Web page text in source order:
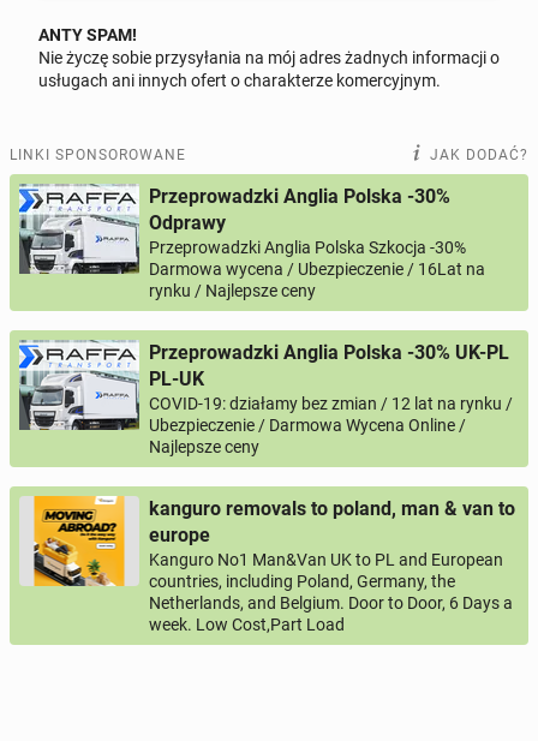
Odpowiedz na ofertę tego ogłoszenia
0 / 1000
Imię i nazwisko
Twój email
Twój telefon
Numer telefon wg wzoru NR KIERUNKOWY KRAJU
+44 7123456789 lub +48 221234567
Pytanie aktywujące
ANTY SPAM!
Nie życzę sobie przysyłania na mój adres żadnych informacji o
usługach ani innych ofert o charakterze komercyjnym.
LINKI SPONSOROWANE JAK DODAĆ?
Przeprowadzki Anglia Polska -30%
Odprawy
Przeprowadzki Anglia Polska Szkocja -30%
Darmowa wycena / Ubezpieczenie / 16Lat na
rynku / Najlepsze ceny
Przeprowadzki Anglia Polska -30% UK-PL
PL-UK
COVID-19: działamy bez zmian / 12 lat na rynku /
Ubezpieczenie / Darmowa Wycena Online /
Najlepsze ceny
kanguro removals to poland, man & van to
europe
Kanguro No1 Man&Van UK to PL and European
countries, including Poland, Germany, the
Netherlands, and Belgium. Door to Door, 6 Days a
week. Low Cost,Part Load